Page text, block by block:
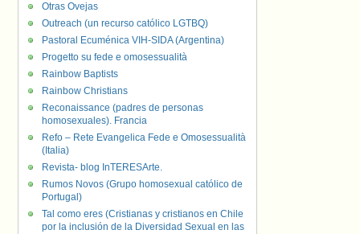
Otras Ovejas
Outreach (un recurso católico LGTBQ)
Pastoral Ecuménica VIH-SIDA (Argentina)
Progetto su fede e omosessualità
Rainbow Baptists
Rainbow Christians
Reconaissance (padres de personas
homosexuales). Francia
Refo – Rete Evangelica Fede e Omosessualità
(Italia)
Revista- blog InTERESArte.
Rumos Novos (Grupo homosexual católico de
Portugal)
Tal como eres (Cristianas y cristianos en Chile
por la inclusión de la Diversidad Sexual en las